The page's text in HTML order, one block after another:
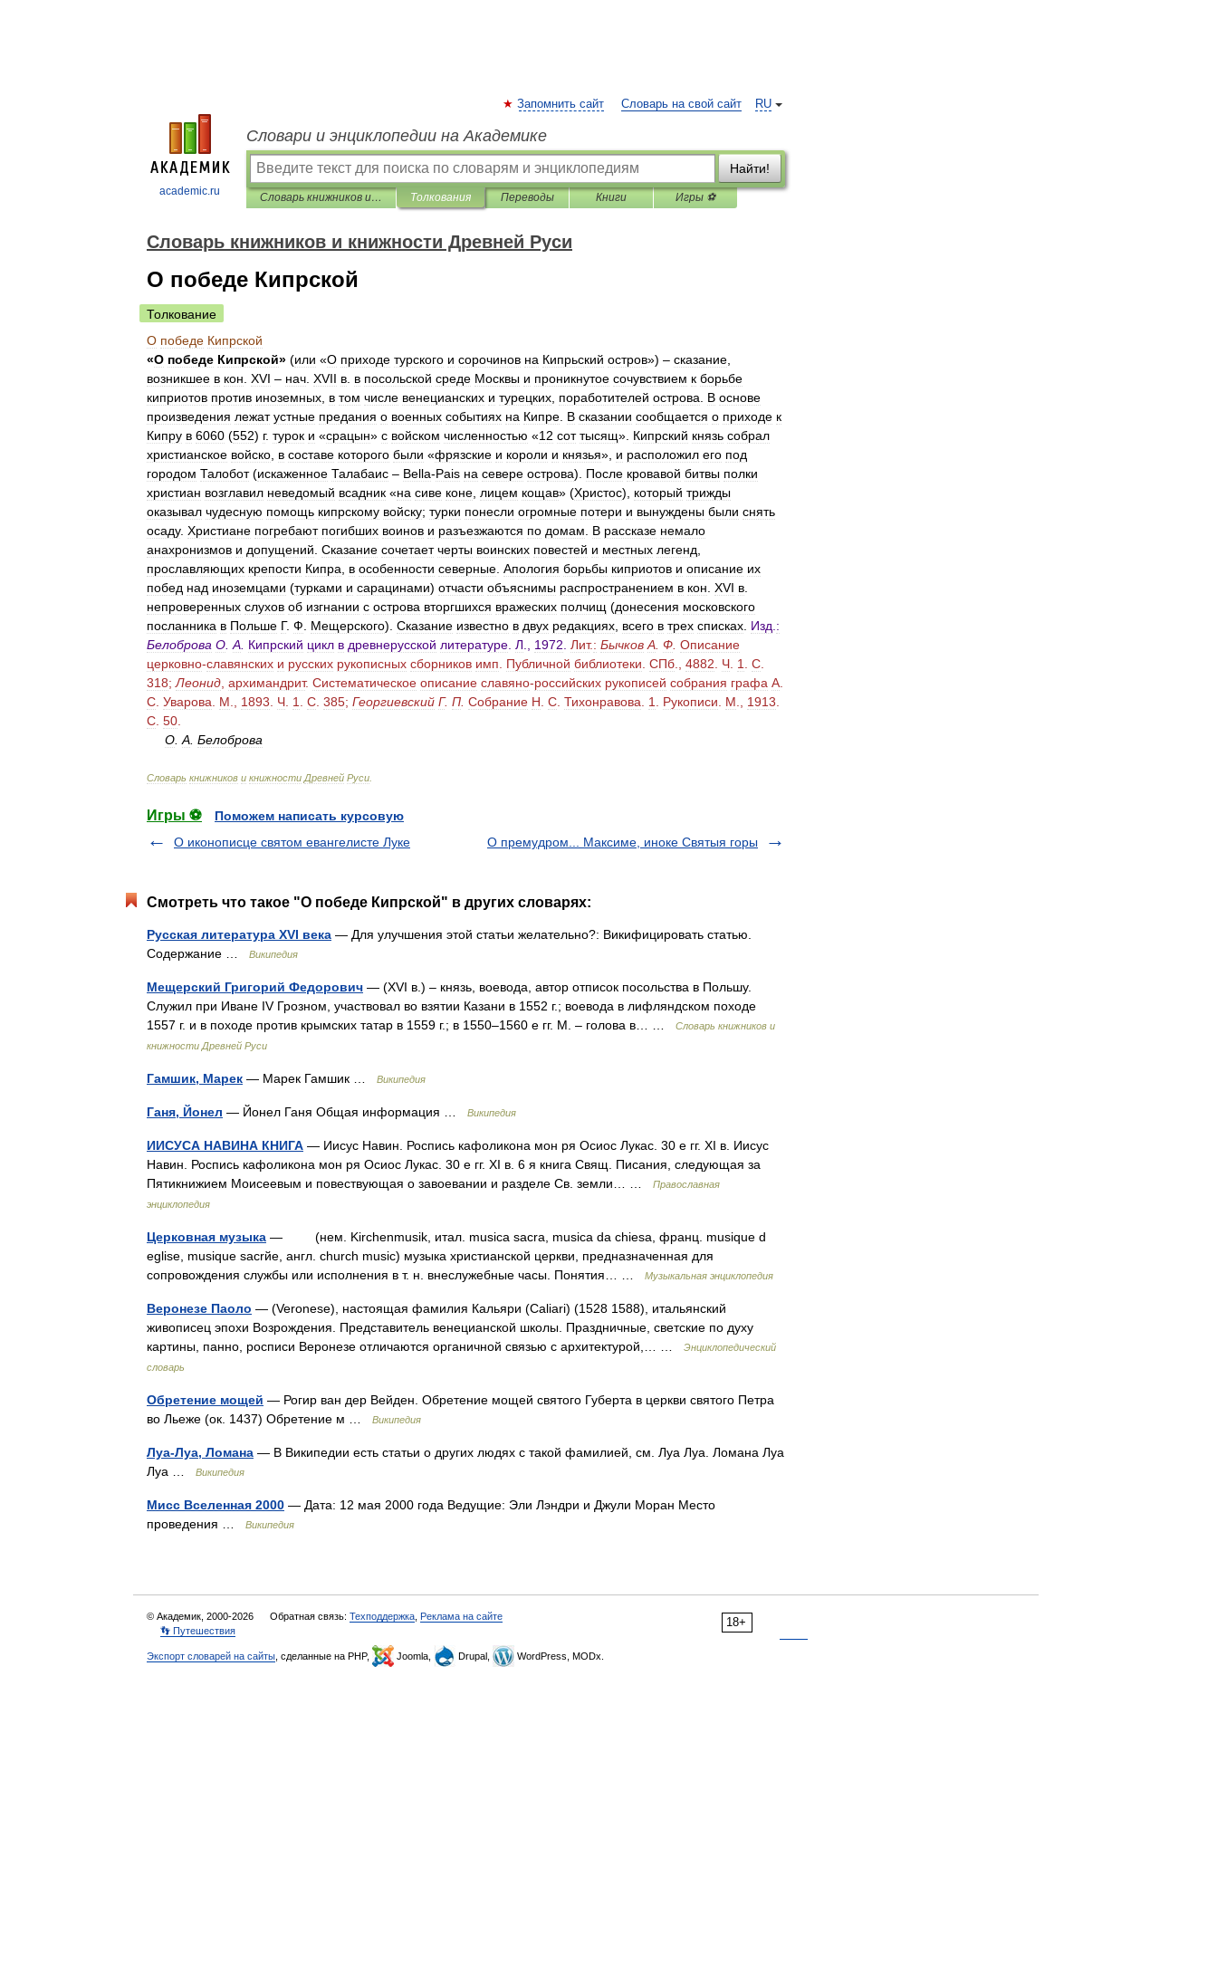
academic.ru
RU
Запомнить сайт Словарь на свой сайт
Словари и энциклопедии на Академике
Найти!
Словарь книжников и книжности Древней Руси Толкования Переводы Книги Игры ⚽
Словарь книжников и книжности Древней Руси
О победе Кипрской
Толкование
О победе Кипрской
«О победе Кипрской» (или «О приходе турского и сорочинов на Кипрьский остров») – сказание
возникшее в кон XVI – нач XVII в в посольской среде Москвы и проникнутое сочувствием к борьбе
киприотов против иноземных в том числе венецианских и турецких поработителей острова В основе
произведения лежат устные предания о военных событиях на Кипре В сказании сообщается о приходе к
Кипру в 6060 (552) г. турок и «срацын» с войском численностью «12 сот тысящ». Кипрский князь собрал
христианское войско в составе которого были «фрязские и короли и князья», и расположил его под
городом Талобот(искаженное Талабаис – Bella-Pais на севере острова). После кровавой битвы полки
христиан возглавил неведомый всадник «на сиве коне лицем кощав» (Христос), который трижды
оказывал чудесную помощь кипрскому войску; турки понесли огромные потери и вынуждены были снять
осаду. Христиане погребают погибших воинов и разъезжаются по домам В рассказе немало
анахронизмов и допущений Сказание сочетает черты воинских повестей и местных легенд
прославляющих крепости Кипра в особенности северные Апология борьбы киприотов и описание их
побед над иноземцами (турками и сарацинами) отчасти объяснимы распространением в кон XVI в
непроверенных слухов об изгнании с острова вторгшихся вражеских полчищ (донесения московского
посланника в Польше Г. Ф Мещерского). Сказание известно в двух редакциях всего в трех списках Изд :
Белоброва О А Кипрский цикл в древнерусской литературе Л 1972 Лит.: Бычков А Ф Описание
церковно-славянских и русских рукописных сборников имп Публичной библиотеки СПб 4882 Ч 1 С
318; Леонид архимандрит. Систематическое описание славяно-российских рукописей собрания графа А
С Уварова М 1893 Ч 1 С 385; Георгиевский Г. П Собрание Н С Тихонравова 1 Рукописи М 1913
С 50
О А Белоброва
Словарь книжников и книжности Древней Руси
Игры ⚽
Поможем написать курсовую
О иконописце святом евангелисте Луке
О премудром... Максиме, иноке Святыя горы
Смотреть что такое "О победе Кипрской" в других словарях:
Русская литература XVI века — Для улучшения этой статьи желательно?: Викифицировать статью.
Содержание …
Википедия
Мещерский Григорий Федорович — (XVI в.) – князь, воевода, автор отписок посольства в Польшу.
Служил при Иване IV Грозном, участвовал во взятии Казани в 1552 г.; воевода в лифляндском походе
1557 г. и в походе против крымских татар в 1559 г.; в 1550–1560 е гг. М. – голова в… …
Словарь книжников и
книжности Древней Руси
Гамшик, Марек — Марек Гамшик … Википедия
Ганя, Йонел — Йонел Ганя Общая информация … Википедия
ИИСУСА НАВИНА КНИГА — Иисус Навин. Роспись кафоликона мон ря Осиос Лукас. 30 е гг. XI в. Иисус
Навин. Роспись кафоликона мон ря Осиос Лукас. 30 е гг. XI в. 6 я книга Свящ. Писания, следующая за
Пятикнижием Моисеевым и повествующая о завоевании и разделе Св. земли… …
Православная
энциклопедия
Церковная музыка — (нем. Kirchenmusik, итал. musica sacra, musica da chiesa, франц. musique d
eglise, musique sacrйe, англ. church music) музыка христианской церкви, предназначенная для
сопровождения службы или исполнения в т. н. внеслужебные часы. Понятия… …
Музыкальная энциклопедия
Веронезе Паоло — (Veronese), настоящая фамилия Кальяри (Caliari) (1528 1588), итальянский
живописец эпохи Возрождения. Представитель венецианской школы. Праздничные, светские по духу
картины, панно, росписи Веронезе отличаются органичной связью с архитектурой,… …
Энциклопедический
словарь
Обретение мощей — Рогир ван дер Вейден. Обретение мощей святого Губерта в церкви святого Петра
во Льеже (ок. 1437) Обретение м …
Википедия
Луа-Луа, Ломана — В Википедии есть статьи о других людях с такой фамилией, см. Луа Луа. Ломана Луа
Луа …
Википедия
Мисс Вселенная 2000 — Дата: 12 мая 2000 года Ведущие: Эли Лэндри и Джули Моран Место
проведения …
Википедия
18+
© Академик, 2000-2026 Обратная связь: Техподдержка Реклама на сайте
👣 Путешествия
Экспорт словарей на сайты , сделанные на PHP, Joomla, Drupal, WordPress, MODx.